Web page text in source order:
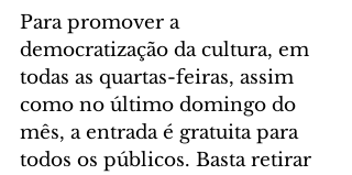
Para promover a
democratização da cultura, em
todas as quartas-feiras, assim
como no último domingo do
mês, a entrada é gratuita para
todos os públicos. Basta retirar